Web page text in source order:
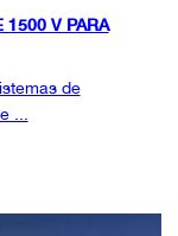
1500 V PARA
de
...